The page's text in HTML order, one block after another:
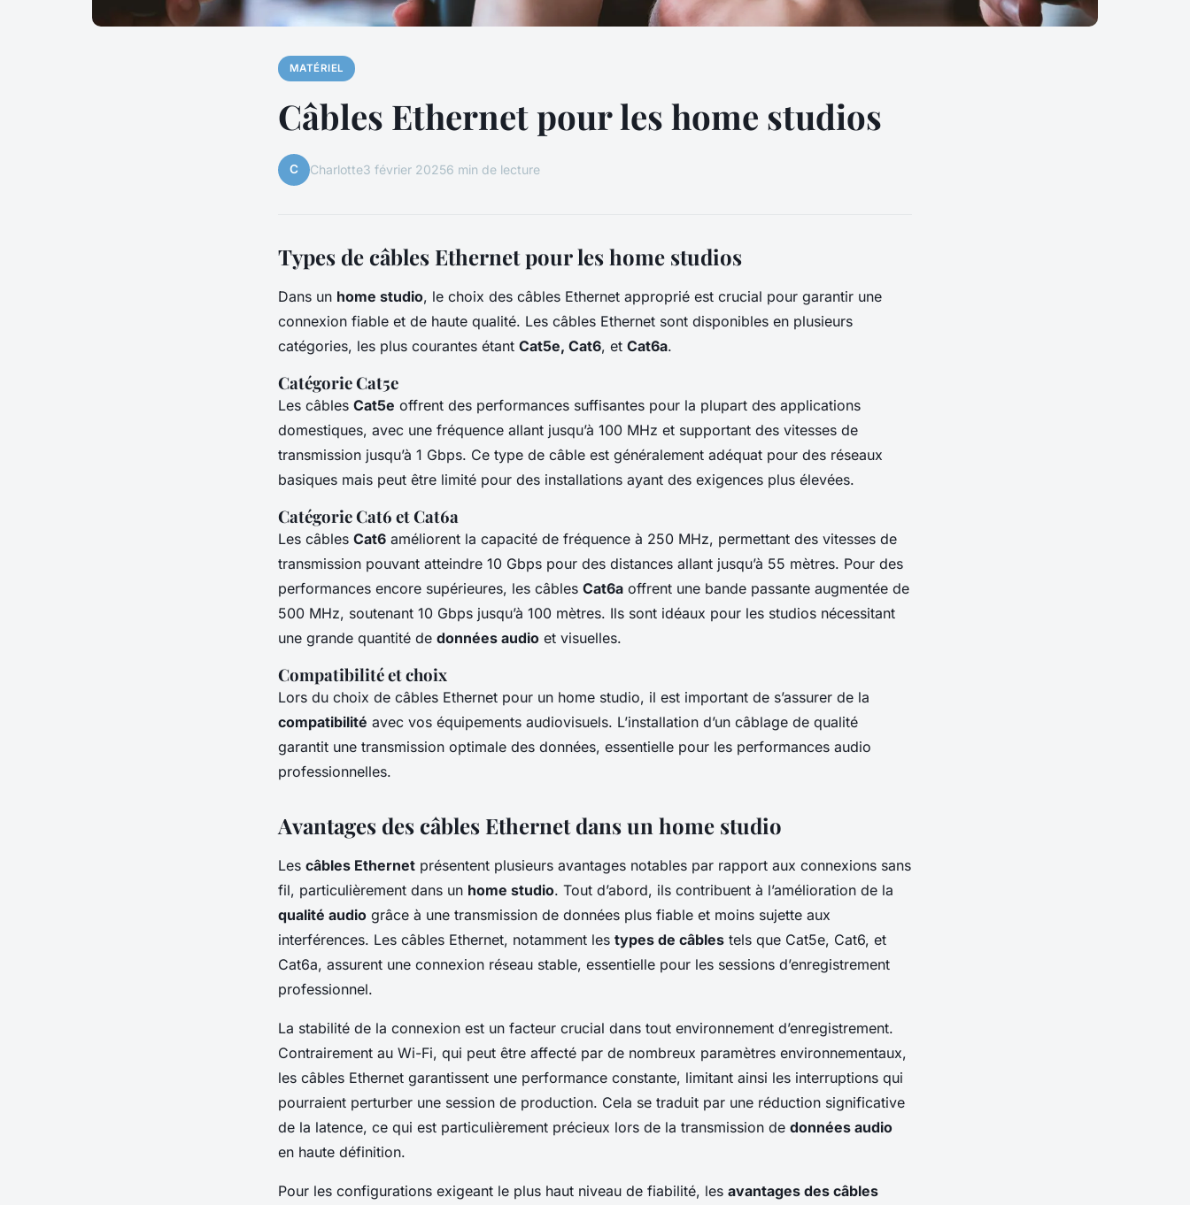
MATÉRIEL
Câbles Ethernet pour les home studios
C Charlotte3 février 20256 min de lecture
Types de câbles Ethernet pour les home studios
Dans un home studio, le choix des câbles Ethernet approprié est crucial pour garantir une
connexion fiable et de haute qualité. Les câbles Ethernet sont disponibles en plusieurs
catégories, les plus courantes étant Cat5e, Cat6, et Cat6a.
Catégorie Cat5e
Les câbles Cat5e offrent des performances suffisantes pour la plupart des applications
domestiques, avec une fréquence allant jusqu’à 100 MHz et supportant des vitesses de
transmission jusqu’à 1 Gbps. Ce type de câble est généralement adéquat pour des réseaux
basiques mais peut être limité pour des installations ayant des exigences plus élevées.
Catégorie Cat6 et Cat6a
Les câbles Cat6 améliorent la capacité de fréquence à 250 MHz, permettant des vitesses de
transmission pouvant atteindre 10 Gbps pour des distances allant jusqu’à 55 mètres. Pour des
performances encore supérieures, les câbles Cat6a offrent une bande passante augmentée de
500 MHz, soutenant 10 Gbps jusqu’à 100 mètres. Ils sont idéaux pour les studios nécessitant
une grande quantité de données audio et visuelles.
Compatibilité et choix
Lors du choix de câbles Ethernet pour un home studio, il est important de s’assurer de la
compatibilité avec vos équipements audiovisuels. L’installation d’un câblage de qualité
garantit une transmission optimale des données, essentielle pour les performances audio
professionnelles.
Avantages des câbles Ethernet dans un home studio
Les câbles Ethernet présentent plusieurs avantages notables par rapport aux connexions sans
fil, particulièrement dans un home studio. Tout d’abord, ils contribuent à l’amélioration de la
qualité audio grâce à une transmission de données plus fiable et moins sujette aux
interférences. Les câbles Ethernet, notamment les types de câbles tels que Cat5e, Cat6, et
Cat6a, assurent une connexion réseau stable, essentielle pour les sessions d’enregistrement
professionnel.
La stabilité de la connexion est un facteur crucial dans tout environnement d’enregistrement.
Contrairement au Wi-Fi, qui peut être affecté par de nombreux paramètres environnementaux,
les câbles Ethernet garantissent une performance constante, limitant ainsi les interruptions qui
pourraient perturber une session de production. Cela se traduit par une réduction significative
de la latence, ce qui est particulièrement précieux lors de la transmission de données audio
en haute définition.
Pour les configurations exigeant le plus haut niveau de fiabilité, les avantages des câbles